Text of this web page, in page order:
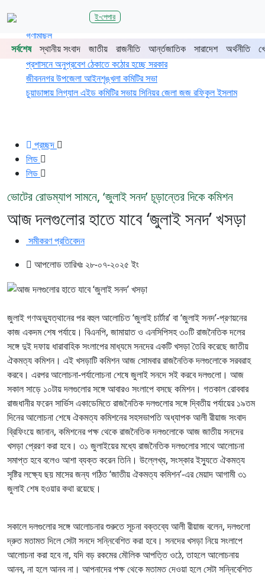
ই-পেপার
জুলাই গণঅভ্যুত্থানের দ্বিতীয় বর্ষপূর্তিতে চুয়াডাঙ্গা-মেহেরপুরে জামায়াতের
গণমিছিল
চুয়াডাঙ্গায় সওজের বাসভবন ও সড়কের ২৬টি গাছ প্রায় ৫ লাখে নিলামে বিক্রি
প্রশাসনে অনুপ্রবেশ ঠেকাতে কঠোর হচ্ছে সরকার
জীবননগর উপজেলা আইনশৃঙ্খলা কমিটির সভা
চুয়াডাঙ্গায় লিগ্যাল এইড কমিটির সভায় সিনিয়র জেলা জজ রফিকুল ইসলাম
সর্বশেষ স্থানীয় সংবাদ জাতীয় রাজনীতি আর্ন্তজাতিক সারাদেশ অর্থনীতি
প্রচ্ছদ
লিড
লিড
ভোটের রোডম্যাপ সামনে, ‘জুলাই সনদ’ চূড়ান্তের দিকে কমিশন
আজ দলগুলোর হাতে যাবে ‘জুলাই সনদ’ খসড়া
সমীকরণ প্রতিবেদন
আপলোড তারিখঃ ২৮-০৭-২০২৫ ইং
জুলাই গণঅভ্যুত্থানের পর বহুল আলোচিত ‘জুলাই চার্টার’ বা ‘জুলাই সনদ’-প্রণয়নের
কাজ একদম শেষ পর্যায়ে। বিএনপি, জামায়াত ও এনসিপিসহ ৩০টি রাজনৈতিক দলের
সঙ্গে দুই দফায় ধারাবাহিক সংলাপের মাধ্যমে সনদের একটি খসড়া তৈরি করেছে জাতীয়
ঐকমত্য কমিশন। এই খসড়াটি কমিশন আজ সোমবার রাজনৈতিক দলগুলোকে সরবরাহ
করবে। এরপর আলোচনা-পর্যালোচনা শেষে জুলাই সনদে সই করবে দলগুলো। আজ
সকাল সাড়ে ১০টায় দলগুলোর সঙ্গে আবারও সংলাপে বসছে কমিশন। গতকাল রোববার
রাজধানীর ফরেন সার্ভিস একাডেমিতে রাজনৈতিক দলগুলোর সঙ্গে দ্বিতীয় পর্যায়ের ১৯তম
দিনের আলোচনা শেষে ঐকমত্য কমিশনের সহসভাপতি অধ্যাপক আলী রীয়াজ সংবাদ
ব্রিফিংয়ে জানান, কমিশনের পক্ষ থেকে রাজনৈতিক দলগুলোকে আজ জাতীয় সনদের
খসড়া প্রেরণ করা হবে। ৩১ জুলাইয়ের মধ্যে রাজনৈতিক দলগুলোর সাথে আলোচনা
সমাপ্ত হবে বলেও আশা ব্যক্ত করেন তিনি। উল্লেখ্য, সংস্কার ইস্যুতে ঐকমত্য
সৃষ্টির লক্ষ্যে ছয় মাসের জন্য গঠিত ‘জাতীয় ঐকমত্য কমিশন’-এর মেয়াদ আগামী ৩১
জুলাই শেষ হওয়ার কথা রয়েছে।
সকালে দলগুলোর সঙ্গে আলোচনার শুরুতে সূচনা বক্তব্যে আলী রীয়াজ বলেন, দলগুলো
দ্রুত মতামত দিলে সেটা সনদে সন্নিবেশিত করা হবে। সনদের খসড়া নিয়ে সংলাপে
আলোচনা করা হবে না, যদি বড় রকমের মৌলিক আপত্তি ওঠে, তাহলে আলোচনায়
আনব, না হলে আনব না। আপনাদের পক্ষ থেকে মতামত দেওয়া হলে সেটা সন্নিবেশিত